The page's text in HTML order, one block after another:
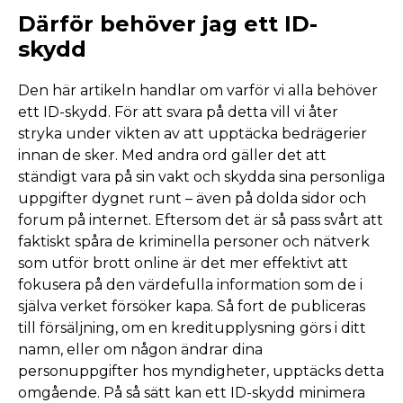
Därför behöver jag ett ID-
skydd
Den här artikeln handlar om varför vi alla behöver
ett ID-skydd. För att svara på detta vill vi åter
stryka under vikten av att upptäcka bedrägerier
innan de sker. Med andra ord gäller det att
ständigt vara på sin vakt och skydda sina personliga
uppgifter dygnet runt – även på dolda sidor och
forum på internet. Eftersom det är så pass svårt att
faktiskt spåra de kriminella personer och nätverk
som utför brott online är det mer effektivt att
fokusera på den värdefulla information som de i
själva verket försöker kapa. Så fort de publiceras
till försäljning, om en kreditupplysning görs i ditt
namn, eller om någon ändrar dina
personuppgifter hos myndigheter, upptäcks detta
omgående. På så sätt kan ett ID-skydd minimera